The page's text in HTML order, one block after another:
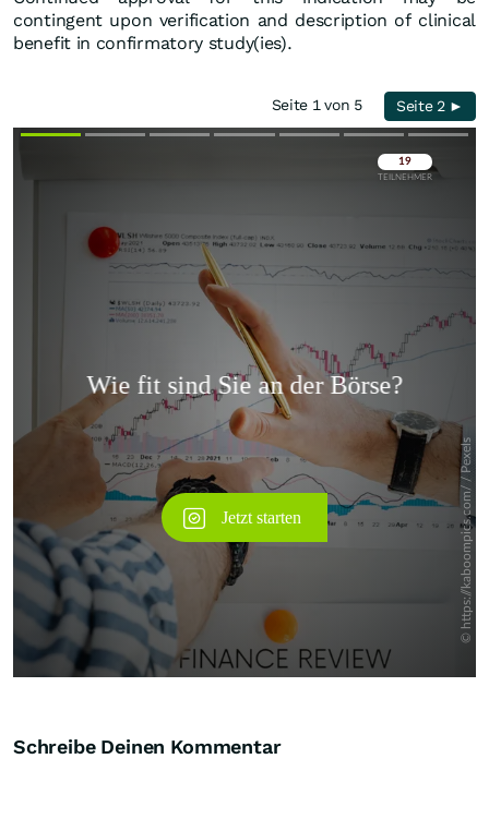
contingent upon verification and description of clinical
benefit in confirmatory study(ies).
Seite 1 von 5 Seite 2 ►
Überspringen
Schreibe Deinen Kommentar